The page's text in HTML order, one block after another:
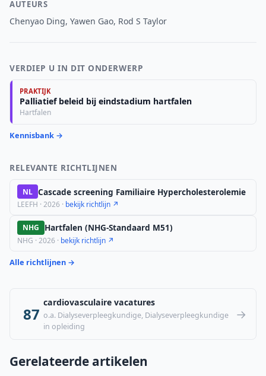
AUTEURS
Chenyao Ding, Yawen Gao, Rod S Taylor
VERDIEP U IN DIT ONDERWERP
PRAKTIJK
Palliatief beleid bij eindstadium hartfalen
Hartfalen
Kennisbank →
RELEVANTE RICHTLIJNEN
NL Cascade screening Familiaire Hypercholesterolemie
LEEFH · 2026 · bekijk richtlijn ↗
NHG Hartfalen (NHG-Standaard M51)
NHG · 2026 · bekijk richtlijn ↗
Alle richtlijnen →
87
cardiovasculaire vacatures
o.a. Dialyseverpleegkundige, Dialyseverpleegkundige
in opleiding
→
Gerelateerde artikelen